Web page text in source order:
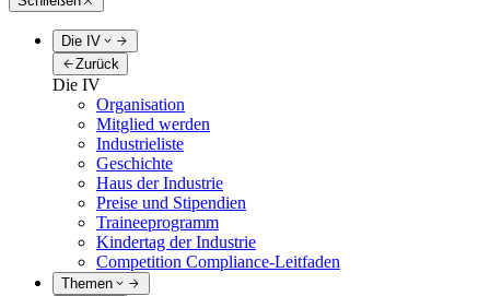
Die IV
Zurück
Die IV
Organisation
Mitglied werden
Industrieliste
Geschichte
Haus der Industrie
Preise und Stipendien
Traineeprogramm
Kindertag der Industrie
Competition Compliance-Leitfaden
Themen